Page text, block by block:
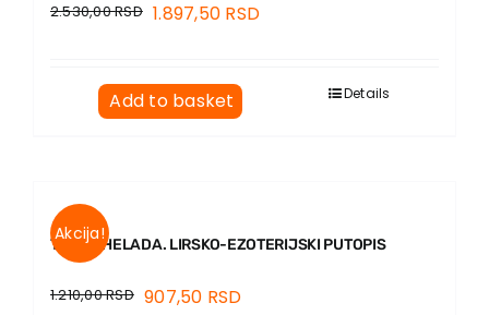
2.530,00RSD 1.897,50 RSD
Add to basket Details
Akcija!
TAJNA HELADA. LIRSKO-EZOTERIJSKI PUTOPIS
1.210,00RSD 907,50 RSD